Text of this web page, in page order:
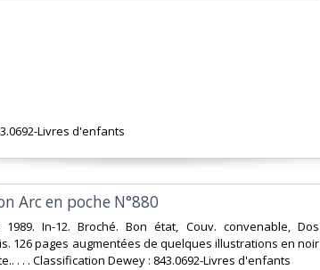
Livres d'enfants‎
Arc en poche N°880‎
In-12. Broché. Bon état, Couv. convenable, Dos
126 pages augmentées de quelques illustrations en noir
. . . Classification Dewey : 843.0692-Livres d'enfants‎